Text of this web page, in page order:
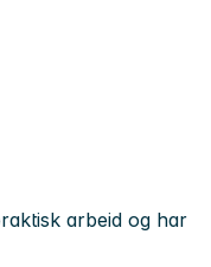
arbeid og har